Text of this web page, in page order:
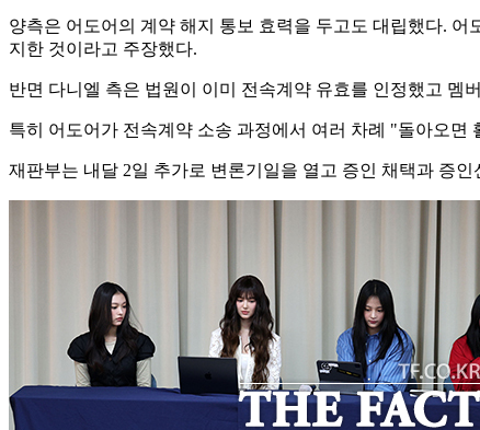
양측은 어도어의 계약 해지 통보 효력을 두고도 대립했다.
지한 것이라고 주장했다.
반면 다니엘 측은 법원이 이미 전속계약 유효를 인정했고 멤
특히 어도어가 전속계약 소송 과정에서 여러 차례 "돌아오
재판부는 내달 2일 추가로 변론기일을 열고 증인 채택과 증